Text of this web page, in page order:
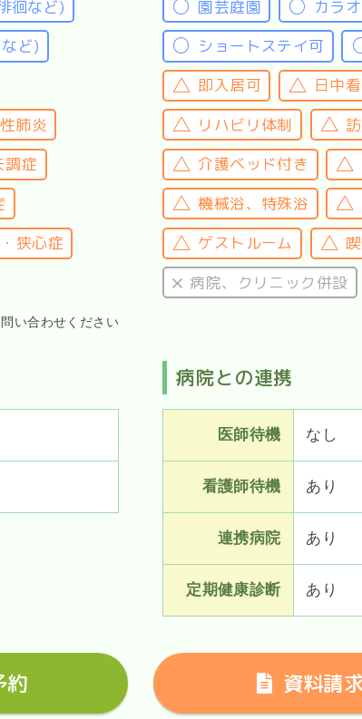
徊など)
ど)
肺炎
調症
狭心症
い合わせください
園芸庭園
カラ
ショートステイ可
即入居可
日中
リハビリ体制
介護ベッド付き
機械浴、特殊浴
ゲストルーム
病院、クリニック併設
病院との連携
医師待機 なし
看護師待機 あり
連携病院 あり
定期健康診断 あり
約 資料請求